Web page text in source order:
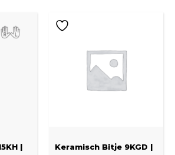
|
Keramisch Bitje 9KGD |